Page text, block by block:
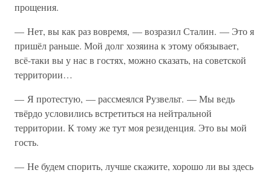
прощения.
— Нет, вы как раз вовремя, — возразил Сталин. — Это я
пришёл раньше. Мой долг хозяина к этому обязывает,
всё-таки вы у нас в гостях, можно сказать, на советской
территории…
— Я протестую, — рассмеялся Рузвельт. — Мы ведь
твёрдо условились встретиться на нейтральной
территории. К тому же тут моя резиденция. Это вы мой
гость.
— Не будем спорить, лучше скажите, хорошо ли вы здесь